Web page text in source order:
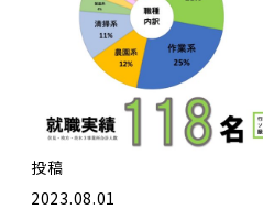
投稿
2023.08.01